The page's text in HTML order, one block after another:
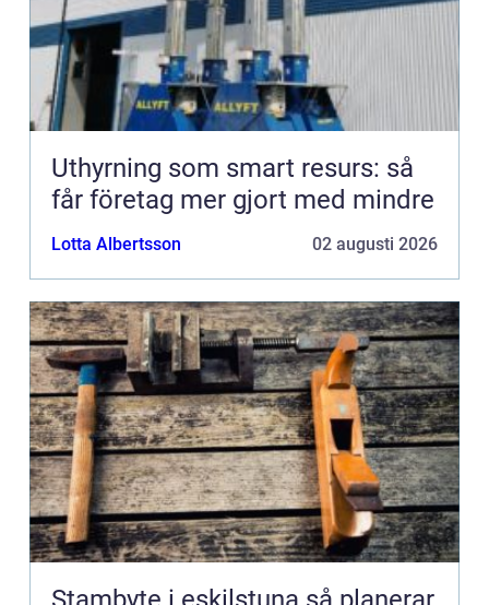
Uthyrning som smart resurs: så
får företag mer gjort med mindre
Lotta Albertsson 02 augusti 2026